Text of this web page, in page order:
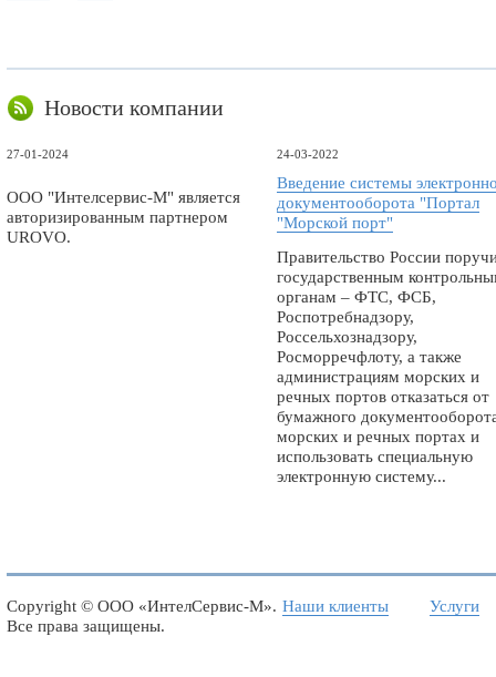
Новости компании
27-01-2024
ООО "Интелсервис-М" является
авторизированным партнером
UROVO.
24-03-2022
Введение системы
документооборота "Портал
"Морской порт"
Правительство России
государственным
органам – ФТС, ФСБ,
Роспотребнадзору,
Россельхознадзору,
Росморречфлоту, а также
администрациям морских и
речных портов отказаться от
бумажного
морских и речных портах и
использовать специальную
электронную систему...
Copyright © ООО «ИнтелСервис-М».
Все права защищены.
Наши клиенты Услуги